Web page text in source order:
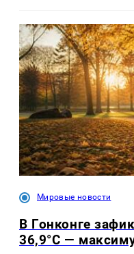
Мировые новости
В Гонконге
36,9°C —